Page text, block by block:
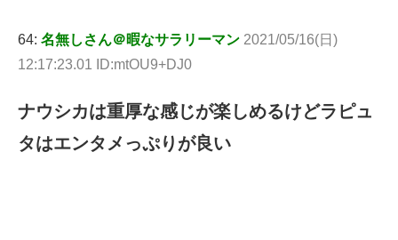
64: 名無しさん＠暇なサラリーマン 2021/05/16(日)
12:17:23.01 ID:mtOU9+DJ0
ナウシカは重厚な感じが楽しめるけどラピュ
タはエンタメっぷりが良い